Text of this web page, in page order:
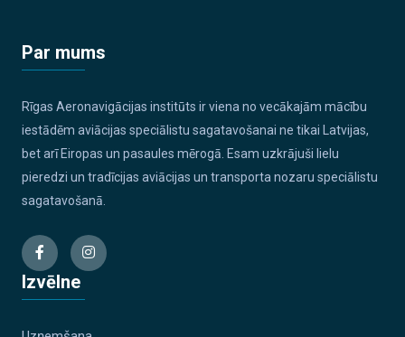
Par mums
Rīgas Aeronavigācijas institūts ir viena no vecākajām mācību
iestādēm aviācijas speciālistu sagatavošanai ne tikai Latvijas,
bet arī Eiropas un pasaules mērogā. Esam uzkrājuši lielu
pieredzi un tradīcijas aviācijas un transporta nozaru speciālistu
sagatavošanā.
Izvēlne